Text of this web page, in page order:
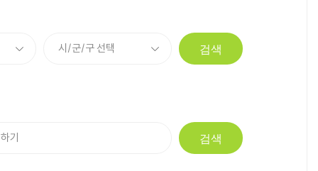
검색
검색